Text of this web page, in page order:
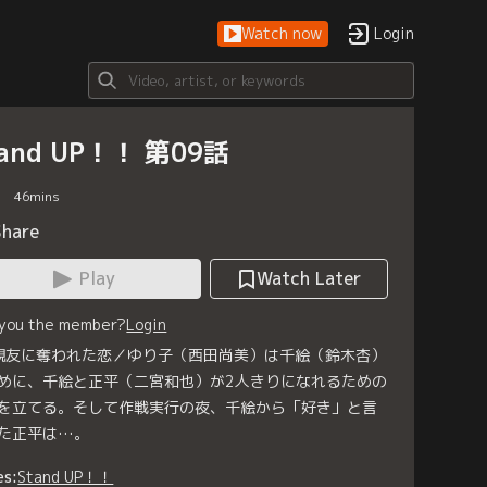
Watch now Login
UP！！ 第09話
46mins
Play
Watch Later
the member?Login
に奪われた恋／ゆり子（西田尚美）は千絵（鈴木杏）
に、千絵と正平（二宮和也）が2人きりになれるための
立てる。そして作戦実行の夜、千絵から「好き」と言
正平は…。
Stand UP！！